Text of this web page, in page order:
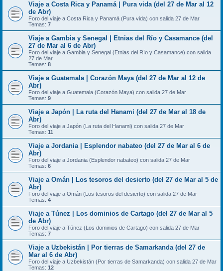
Viaje a Costa Rica y Panamá | Pura vida (del 27 de Mar al 12
de Abr)
Foro del viaje a Costa Rica y Panamá (Pura vida) con salida 27 de Mar
Temas: 7
Viaje a Gambia y Senegal | Etnias del Río y Casamance (del
27 de Mar al 6 de Abr)
Foro del viaje a Gambia y Senegal (Etnias del Río y Casamance) con salida
27 de Mar
Temas: 8
Viaje a Guatemala | Corazón Maya (del 27 de Mar al 12 de
Abr)
Foro del viaje a Guatemala (Corazón Maya) con salida 27 de Mar
Temas: 9
Viaje a Japón | La ruta del Hanami (del 27 de Mar al 18 de
Abr)
Foro del viaje a Japón (La ruta del Hanami) con salida 27 de Mar
Temas: 11
Viaje a Jordania | Esplendor nabateo (del 27 de Mar al 6 de
Abr)
Foro del viaje a Jordania (Esplendor nabateo) con salida 27 de Mar
Temas: 6
Viaje a Omán | Los tesoros del desierto (del 27 de Mar al 5 de
Abr)
Foro del viaje a Omán (Los tesoros del desierto) con salida 27 de Mar
Temas: 4
Viaje a Túnez | Los dominios de Cartago (del 27 de Mar al 5
de Abr)
Foro del viaje a Túnez (Los dominios de Cartago) con salida 27 de Mar
Temas: 7
Viaje a Uzbekistán | Por tierras de Samarkanda (del 27 de
Mar al 6 de Abr)
Foro del viaje a Uzbekistán (Por tierras de Samarkanda) con salida 27 de Mar
Temas: 12